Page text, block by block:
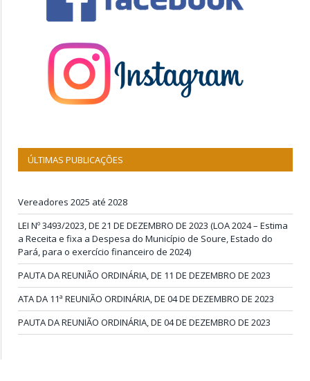
ÚLTIMAS PUBLICAÇÕES
Vereadores 2025 até 2028
LEI Nº 3493/2023, DE 21 DE DEZEMBRO DE 2023 (LOA 2024 – Estima
a Receita e fixa a Despesa do Município de Soure, Estado do
Pará, para o exercício financeiro de 2024)
PAUTA DA REUNIÃO ORDINÁRIA, DE 11 DE DEZEMBRO DE 2023
ATA DA 11ª REUNIÃO ORDINÁRIA, DE 04 DE DEZEMBRO DE 2023
PAUTA DA REUNIÃO ORDINÁRIA, DE 04 DE DEZEMBRO DE 2023